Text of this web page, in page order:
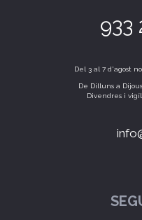
933
Del 3 al 7 d'agost
De Dilluns a
Divendres i